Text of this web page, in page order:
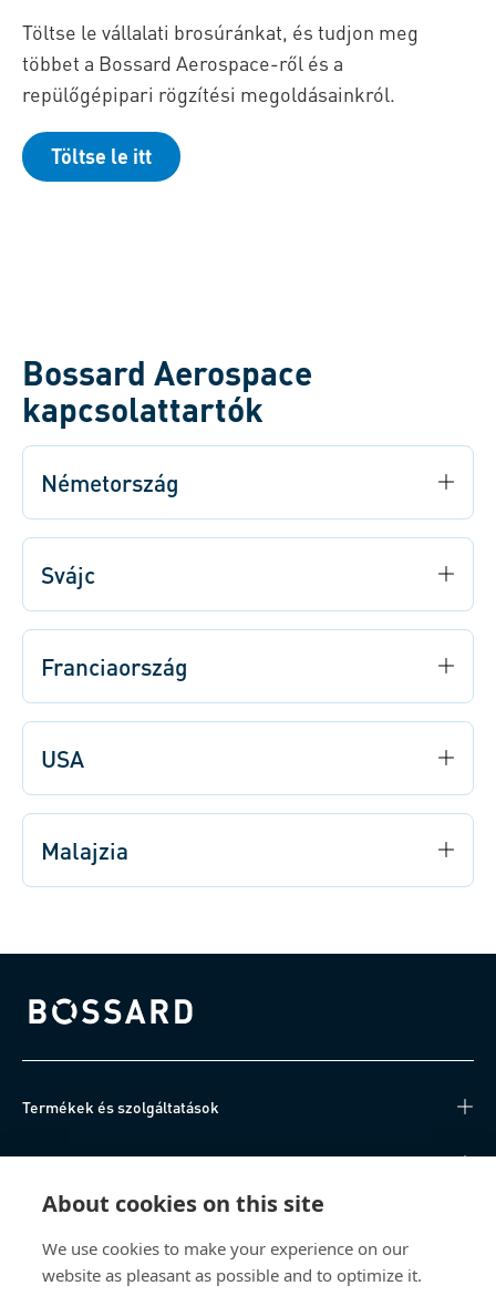
About cookies on this site
We use cookies to make your experience on our
website as pleasant as possible and to optimize it.
Töltse le vállalati brosúránkat, és tudjon meg
többet a Bossard Aerospace-ről és a
repülőgépipari rögzítési megoldásainkról.
Töltse le itt
Bossard Aerospace
kapcsolattartók
Németország
Svájc
Franciaország
USA
Malajzia
Bossard homepage
Termékek és szolgáltatások
Tudásközpont
Rólunk